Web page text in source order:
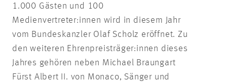
1.000 Gästen und 100
Medienvertreter:innen wird in diesem Jahr
vom Bundeskanzler Olaf Scholz eröffnet. Zu
den weiteren Ehrenpreisträger:innen dieses
Jahres gehören neben Michael Braungart
Fürst Albert II. von Monaco, Sänger und